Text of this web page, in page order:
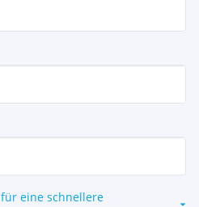
eine schnellere